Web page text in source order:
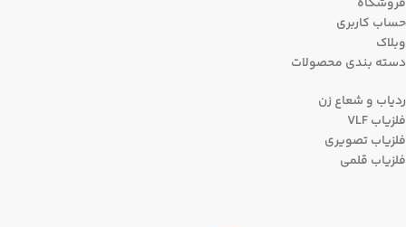
حساب کاربری
وبلاک
دسته بندی محصولات
ردیاب و شعاع زن
فلزیاب VLF
فلزیاب تصویری
فلزیاب قلمی